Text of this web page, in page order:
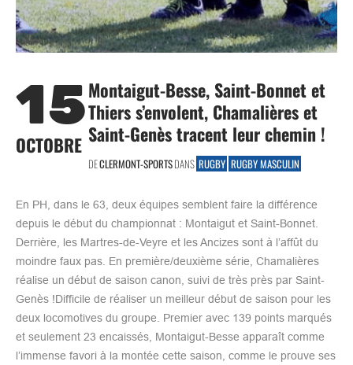
15
OCTOBRE
Montaigut-Besse, Saint-Bonnet et
Thiers s’envolent, Chamalières et
Saint-Genès tracent leur chemin !
DECLERMONT-SPORTSDANS RUGBY RUGBY MASCULIN
En PH, dans le 63, deux équipes semblent faire la différence
depuis le début du championnat : Montaigut et Saint-Bonnet.
Derrière, les Martres-de-Veyre et les Ancizes sont à l’affût du
moindre faux pas. En première/deuxième série, Chamalières
réalise un début de saison canon, suivi de très près par Saint-
Genès !Difficile de réaliser un meilleur début de saison pour les
deux locomotives du groupe. Premier avec 139 points marqués
et seulement 23 encaissés, Montaigut-Besse apparaît comme
l’immense favori à la montée cette saison, comme le prouve ses